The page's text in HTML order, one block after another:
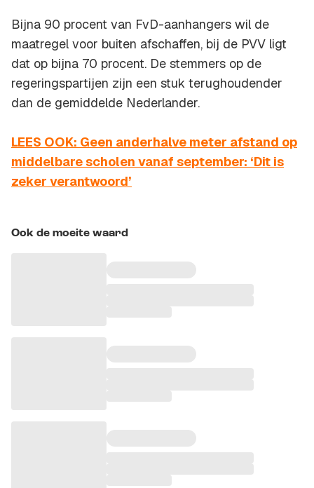
Bijna 90 procent van FvD-aanhangers wil de
maatregel voor buiten afschaffen, bij de PVV ligt
dat op bijna 70 procent. De stemmers op de
regeringspartijen zijn een stuk terughoudender
dan de gemiddelde Nederlander.
LEES OOK: Geen anderhalve meter afstand op
middelbare scholen vanaf september: ‘Dit is
zeker verantwoord’
Ook de moeite waard